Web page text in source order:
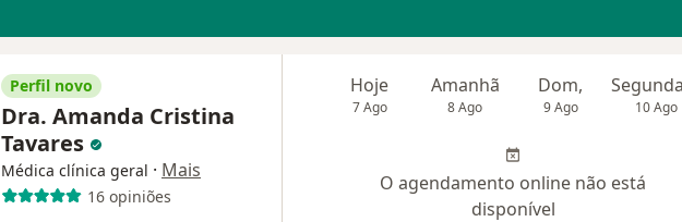
Perfil novo
Dra. Amanda Cristina
Tavares
Médica clínica geral · Mais
16 opiniões
Hoje
7 Ago
Amanhã
8 Ago
Dom,
9 Ago 10 Ago
O agendamento online não está
disponível